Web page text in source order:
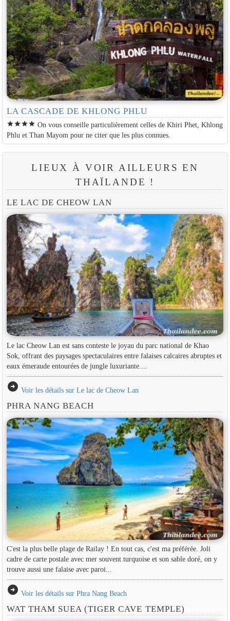
LA CASCADE DE KHLONG PHLU
starstarstarstar On vous conseille particulièrement celles de Khiri Phet, Khlong
Phlu et Than Mayom pour ne citer que les plus connues.
LIEUX À VOIR AILLEURS EN
THAÏLANDE !
LE LAC DE CHEOW LAN
Le lac Cheow Lan est sans conteste le joyau du parc national de Khao
Sok, offrant des paysages spectaculaires entre falaises calcaires abruptes et
eaux émeraude entourées de jungle luxuriante....
arrow_circle_right Voir les détails sur Le lac de Cheow Lan
PHRA NANG BEACH
C'est la plus belle plage de Railay ! En tout cas, c'est ma préférée. Joli
cadre de carte postale avec mer souvent turquoise et son sable doré, on y
trouve aussi une falaise avec paroi...
arrow_circle_right Voir les détails sur Phra Nang Beach
WAT THAM SUEA (TIGER CAVE TEMPLE)